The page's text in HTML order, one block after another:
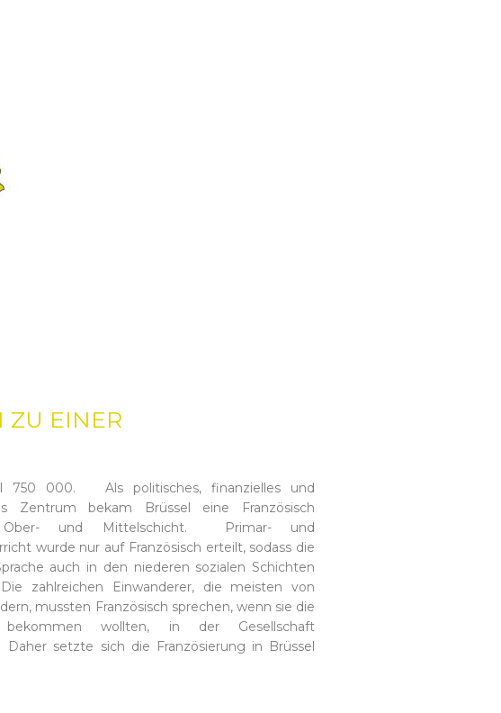
ZU EINER
750 000. Als politisches, finanzielles und
Zentrum bekam Brüssel eine Französisch
Ober- und Mittelschicht. Primar- und
wurde nur auf Französisch erteilt, sodass die
auch in den niederen sozialen Schichten
zahlreichen Einwanderer, die meisten von
mussten Französisch sprechen, wenn sie die
bekommen wollten, in der Gesellschaft
setzte sich die Französierung in Brüssel